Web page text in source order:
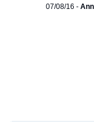
07/08/16 -